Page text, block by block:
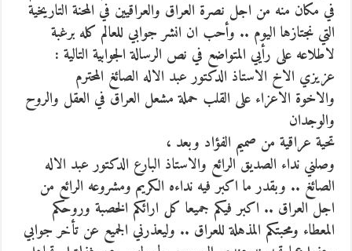
في مكان منه من اجل نصرة العراق والعراقيين في المحنة التاريخية
التي نجتازها اليوم .. وأحب ان انشر جوابي للعالم كله برغبة
لاطلاعه على رأيي المتواضع في نص الرسالة الجوابية التالية :
عزيزي الاخ الاستاذ الدكتور عبد الاله الصائغ المحترم
والاخوة الاعزاء على القلب حملة مشعل العراق في العقل والروح
والوجدان
تحية عراقية من صميم الفؤاد وبعد ،
وصلني نداء الصديق الرائع والاستاذ البارع الدكتور عبد الاله
الصائغ .. وبقدر ما اكبر فيه نداءه الكريم ومشروعه الرائع من
اجل العراق .. اكبر فيكم جميعا كل ارائكم الخصبة وروحكم
المعطاء ومحبتكم المذهلة للعراق .. وليعذرني الجميع عن تأخر جوابي